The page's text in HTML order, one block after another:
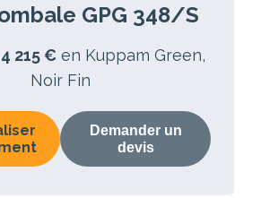
GPG 348/S
4 215 € en Kuppam Green,
Noir Fin
Demander un
devis